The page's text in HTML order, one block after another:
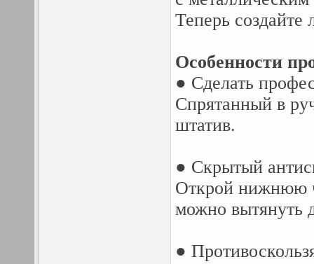
Теперь создайте
Особенности
● Сделать
Спрятанный в
штатив.
● Скрытый
Открой нижнюю
можно вытянуть
●